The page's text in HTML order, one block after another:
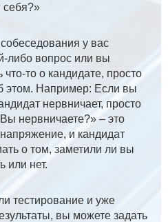
у вас
либо вопрос или вы
что-то о кандидате, просто
этом. Например: Если вы
нервничает, просто
нервничаете?» – это
и кандидат
о том, заметили ли вы
или нет.
тестирование и уже
вы можете задать